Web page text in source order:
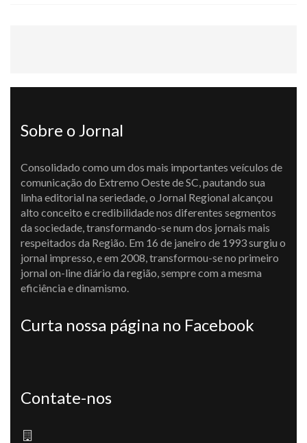
Sobre o Jornal
Consolidado como um dos mais importantes veículos de
comunicação do Extremo Oeste de SC, pautando sua
linha editorial na seriedade, o Jornal Regional alcançou
alto conceito e credibilidade nos diferentes segmentos
da sociedade, transformando-se num dos jornais mais
respeitados da Região. Em 16 de janeiro de 1993 surgiu o
jornal impresso, e em 2008, transformou-se no primeiro
jornal on-line diário da região, sempre com a mesma
eficiência e dinamismo.
Curta nossa página no Facebook
Contate-nos